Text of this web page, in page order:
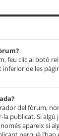
feu clic al botó
de les
del fòrum,
publicat. Si
apareix si